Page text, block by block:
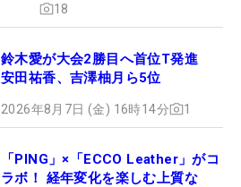
18
鈴木愛が大会2勝目へ首位T発進
安田祐香、吉澤柚月ら5位
2026年8月7日 (金) 16時14分 1
「PING」×「ECCO Leather」がコ
ラボ！ 経年変化を楽しむ上質な